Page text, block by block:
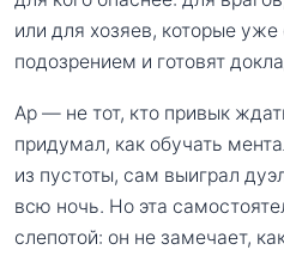
или для хозяев, которые уже
подозрением и готовят
Ар — не тот, кто привык
придумал, как обучать
из пустоты, сам выиграл
всю ночь. Но эта
слепотой: он не замечает,